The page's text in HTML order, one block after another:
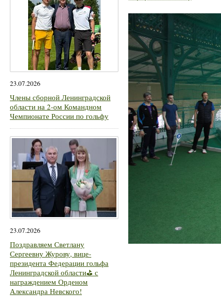
23.07.2026
Члены сборной Ленинградской
области на 2-ом Командном
Чемпионате России по гольфу
23.07.2026
Поздравляем Светлану
Сергеевну Журову, вице-
президента Федерации гольфа
Ленинградской области⛳ с
награждением Орденом
Александра Невского!